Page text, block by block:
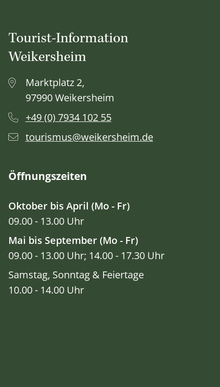
Tourist-Information
Weikersheim
Marktplatz 2,
97990 Weikersheim
+49 (0) 7934 102 55
tourismus@weikersheim.de
Öffnungszeiten
Oktober bis April (Mo - Fr)
09.00 - 13.00 Uhr
Mai bis September (Mo - Fr)
09.00 - 13.00 Uhr; 14.00 - 17.30 Uhr
Samstag, Sonntag & Feiertage
10.00 - 14.00 Uhr